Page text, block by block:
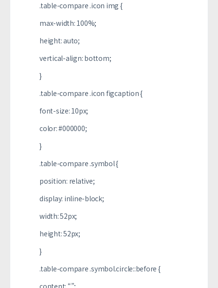
.table-compare .icon img {
max-width: 100%;
height: auto;
vertical-align: bottom;
}
.table-compare .icon figcaption {
font-size: 10px;
color: #000000;
}
.table-compare .symbol {
position: relative;
display: inline-block;
width: 52px;
height: 52px;
}
.table-compare .symbol.circle::before {
content: “”;